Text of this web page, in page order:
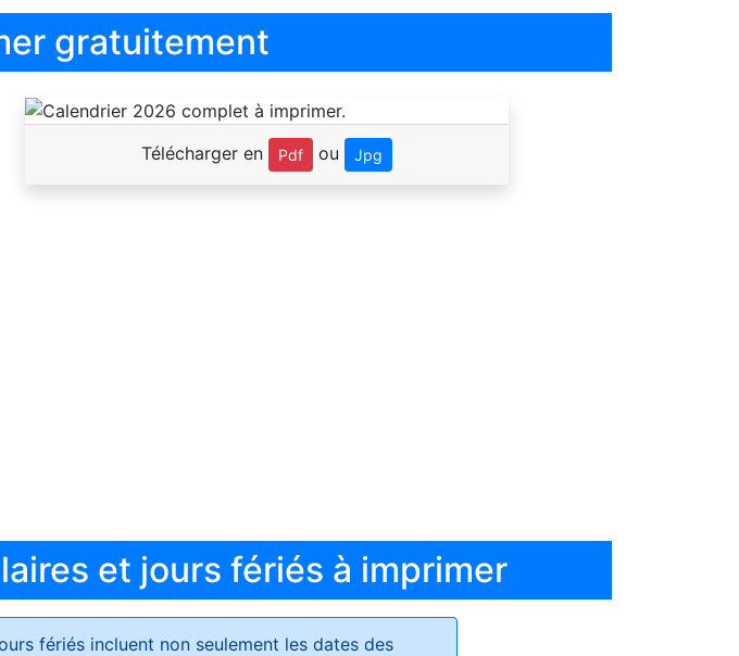
gratuitement
Télécharger en Pdf ou Jpg
et jours fériés à imprimer
fériésincluent non seulement les dates des